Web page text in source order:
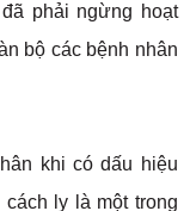
phải ngừng hoạt
bộ các bệnh nhân
khi có dấu hiệu
ly là một trong